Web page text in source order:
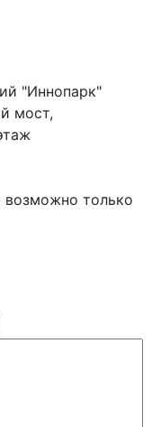
"Иннопарк"
мост,
возможно только